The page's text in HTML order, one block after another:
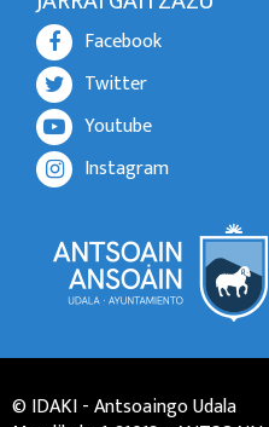
Facebook
Twitter
Youtube
Instagram
© IDAKI - Antsoaingo Udala